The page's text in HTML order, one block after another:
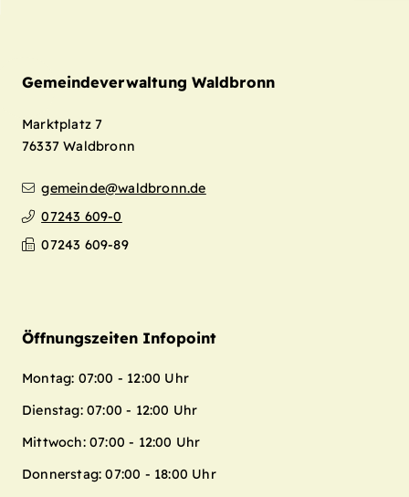
Gemeindeverwaltung Waldbronn
Marktplatz 7
76337 Waldbronn
gemeinde@waldbronn.de
07243 609-0
07243 609-89
Öffnungszeiten Infopoint
Montag: 07:00 - 12:00 Uhr
Dienstag: 07:00 - 12:00 Uhr
Mittwoch: 07:00 - 12:00 Uhr
Donnerstag: 07:00 - 18:00 Uhr